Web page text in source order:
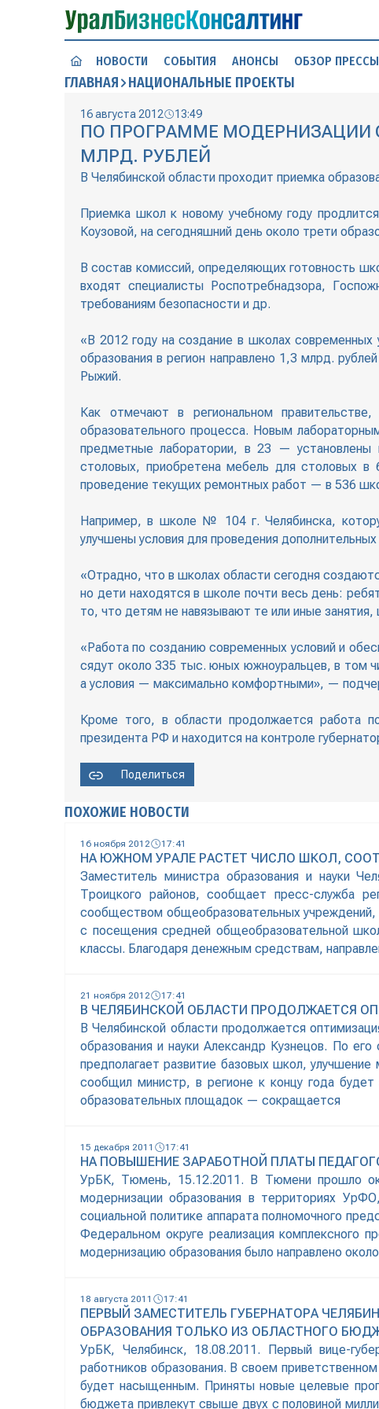
НОВОСТИ СОБЫТИЯ АНОНСЫ ОБЗОР ПРЕССЫ
ГЛАВНАЯ НАЦИОНАЛЬНЫЕ ПРОЕКТЫ
16 августа 2012 13:49
ПО ПРОГРАММЕ МОДЕРНИЗАЦИИ
МЛРД. РУБЛЕЙ
В Челябинской области проходит приемка
Приемка школ к новому учебному году
Коузовой, на сегодняшний день около трети
В состав комиссий, определяющих готовность
входят специалисты Роспотребнадзора,
требованиям безопасности и др.
«В 2012 году на создание в школах
образования в регион направлено 1,3 млрд.
Рыжий.
Как отмечают в региональном
образовательного процесса. Новым
предметные лаборатории, в 23 — установлены
столовых, приобретена мебель для столовых
проведение текущих ремонтных работ — в 536
Например, в школе № 104 г. Челябинска,
улучшены условия для проведения дополнительных
«Отрадно, что в школах области сегодня
но дети находятся в школе почти весь день:
то, что детям не навязывают те или иные
«Работа по созданию современных условий и
сядут около 335 тыс. юных южноуральцев, в том
а условия — максимально комфортными», —
Кроме того, в области продолжается работа
президента РФ и находится на контроле
Поделиться
ПОХОЖИЕ НОВОСТИ
16 ноября 2012 17:41
НА ЮЖНОМ УРАЛЕ РАСТЕТ ЧИСЛО ШКОЛ,
Заместитель министра образования и науки
Троицкого районов, сообщает пресс-служба
сообществом общеобразовательных учреждений,
с посещения средней общеобразовательной
классы. Благодаря денежным средствам,
21 ноября 2012 17:41
В ЧЕЛЯБИНСКОЙ ОБЛАСТИ ПРОДОЛЖАЕТСЯ
В Челябинской области продолжается
образования и науки Александр Кузнецов. По
предполагает развитие базовых школ,
сообщил министр, в регионе к концу года
образовательных площадок — сокращается
15 декабря 2011 17:41
НА ПОВЫШЕНИЕ ЗАРАБОТНОЙ ПЛАТЫ
УрБК, Тюмень, 15.12.2011. В Тюмени прошло
модернизации образования в территориях
социальной политике аппарата полномочного
Федеральном округе реализация комплексного
модернизацию образования было направлено
18 августа 2011 17:41
ПЕРВЫЙ ЗАМЕСТИТЕЛЬ ГУБЕРНАТОРА
ОБРАЗОВАНИЯ ТОЛЬКО ИЗ ОБЛАСТНОГО
УрБК, Челябинск, 18.08.2011. Первый вице-
работников образования. В своем
будет насыщенным. Приняты новые целевые
бюджета привлекут свыше двух с половиной